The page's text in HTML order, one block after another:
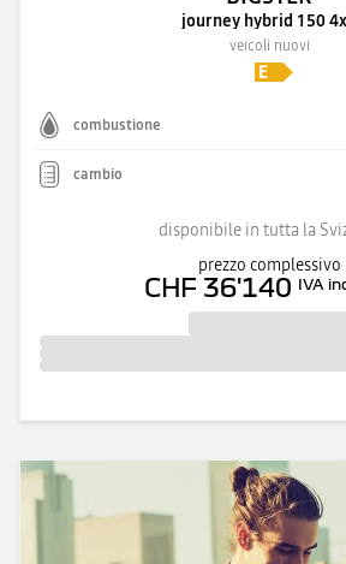
journey hybrid 150
veicoli nuovi
combustione
cambio
disponibile in tutta la
prezzo complessivo
CHF 36'140 IVA